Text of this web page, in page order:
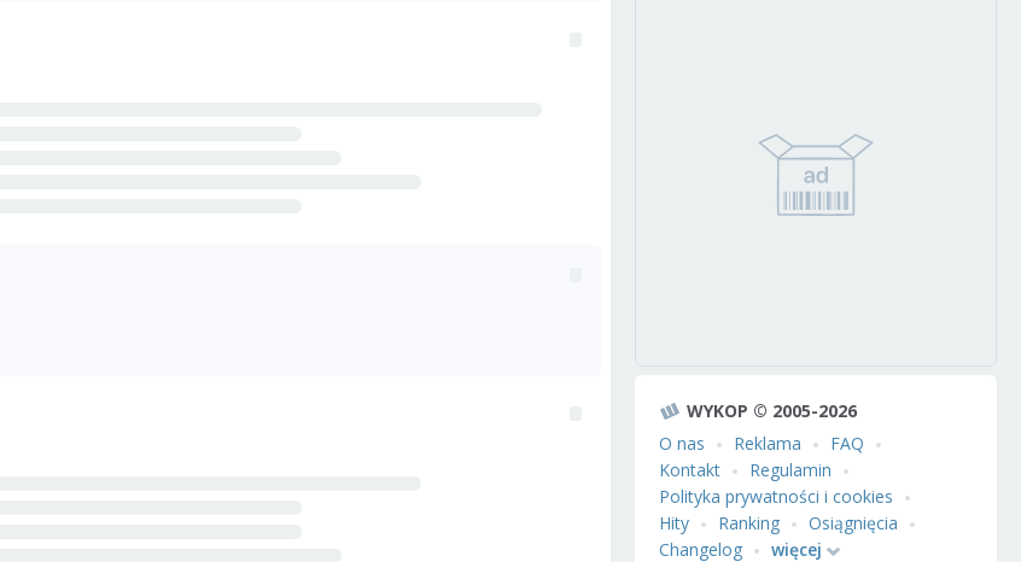
WYKOP © 2005-2026
O nas
Reklama
FAQ
Kontakt
Regulamin
Polityka prywatności i cookies
Hity
Ranking
Osiągnięcia
Changelog
więcej